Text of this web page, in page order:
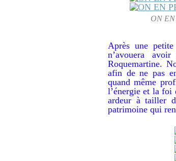
ON
Après une
n’avouera
Roquemartine.
afin de ne pas
quand même
l’énergie et la foi
ardeur à tailler
patrimoine qui